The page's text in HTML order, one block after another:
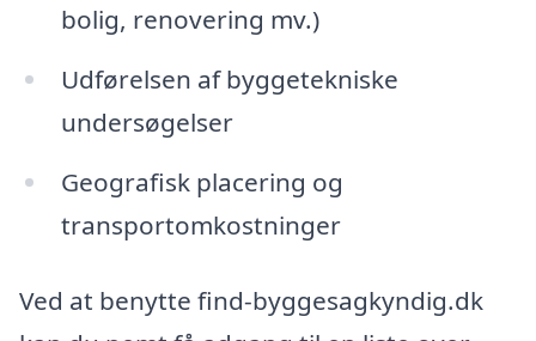
bolig, renovering mv.)
Udførelsen af byggetekniske
undersøgelser
Geografisk placering og
transportomkostninger
Ved at benytte find-byggesagkyndig.dk